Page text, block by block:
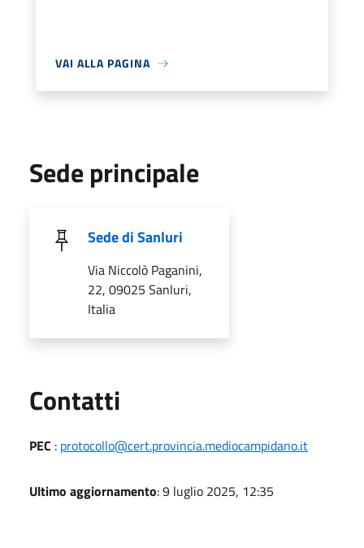
VAI ALLA PAGINA
Sede principale
Sede di Sanluri
Via Niccolò Paganini,
22, 09025 Sanluri,
Italia
Contatti
PEC : protocollo@cert.provincia.mediocampidano.it
Ultimo aggiornamento: 9 luglio 2025, 12:35